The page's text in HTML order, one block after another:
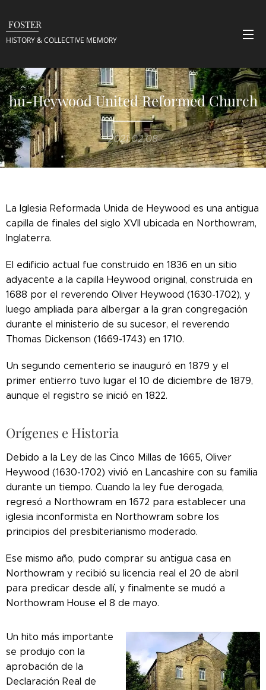
FOSTER
HISTORY & COLLECTIVE MEMORY
hu-Heywood United Reformed Church
2021.02.08
La Iglesia Reformada Unida de Heywood es una antigua
capilla de finales del siglo XVII ubicada en Northowram,
Inglaterra.
El edificio actual fue construido en 1836 en un sitio
adyacente a la capilla Heywood original, construida en
1688 por el reverendo Oliver Heywood (1630-1702), y
luego ampliada para albergar a la gran congregación
durante el ministerio de su sucesor, el reverendo
Thomas Dickenson (1669-1743) en 1710.
Un segundo cementerio se inauguró en 1879 y el
primer entierro tuvo lugar el 10 de diciembre de 1879,
aunque el registro se inició en 1822.
Orígenes e Historia
Debido a la Ley de las Cinco Millas de 1665, Oliver
Heywood (1630-1702) vivió en Lancashire con su familia
durante un tiempo. Cuando la ley fue derogada,
regresó a Northowram en 1672 para establecer una
iglesia inconformista en Northowram sobre los
principios del presbiterianismo moderado.
Ese mismo año, pudo comprar su antigua casa en
Northowram y recibió su licencia real el 20 de abril
para predicar desde allí, y finalmente se mudó a
Northowram House el 8 de mayo.
Un hito más importante
se produjo con la
aprobación de la
Declaración Real de